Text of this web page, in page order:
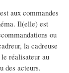
aux commandes
Il(elle) est
ou
la cadreuse
réalisateur au
des acteurs.